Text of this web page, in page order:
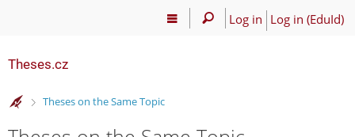
Log in Log in (EduId)
Theses.cz
>
Theses on the Same Topic